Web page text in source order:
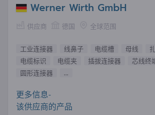
Werner Wirth GmbH
供应商 德国 全球范围
工业连接器 线鼻子 电缆槽 母线
电缆标识
电缆夹 插拔连接器
芯线终
圆形连接器
...
更多信息-
该供应商的产品